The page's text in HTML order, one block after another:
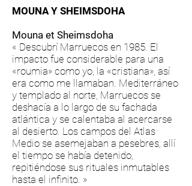
MOUNA Y SHEIMSDOHA
Mouna et Sheimsdoha
« Descubrí Marruecos en 1985. El
impacto fue considerable para una
«roumia» como yo, la «cristiana», así
era como me llamaban. Mediterráneo
y templado al norte, Marruecos se
deshacía a lo largo de su fachada
atlántica y se calentaba al acercarse
al desierto. Los campos del Atlas
Medio se asemejaban a pesebres, allí
el tiempo se había detenido,
repitiéndose sus rituales inmutables
hasta el infinito. »